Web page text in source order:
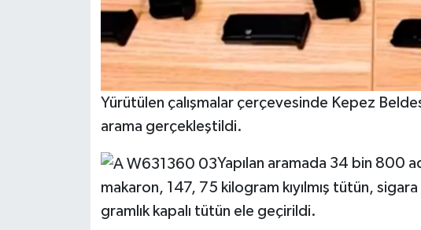
Yürütülen çalışmalar çerçevesinde Kepez
arama gerçekleştildi.
Yapılan aramada 34 bin 800
makaron, 147, 75 kilogram kıyılmış tütün,
gramlık kapalı tütün ele geçirildi.